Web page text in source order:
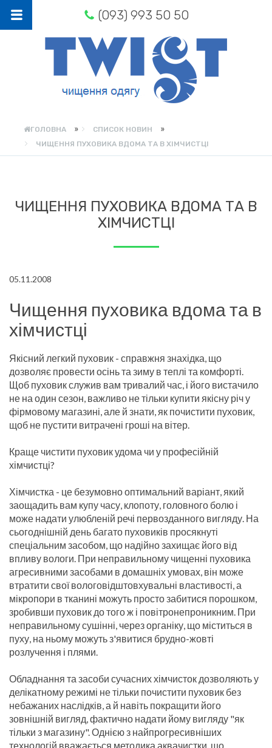
(093) 993 50 50
ГОЛОВНА » СПИСОК НОВИН »
ЧИЩЕННЯ ПУХОВИКА ВДОМА ТА В ХІМЧИСТЦІ
ЧИЩЕННЯ ПУХОВИКА ВДОМА ТА В
ХІМЧИСТЦІ
05.11.2008
Чищення пуховика вдома та в
хімчистці
Якісний легкий пуховик - справжня знахідка, що
дозволяє провести осінь та зиму в теплі та комфорті.
Щоб пуховик служив вам тривалий час, і його вистачило
не на один сезон, важливо не тільки купити якісну річ у
фірмовому магазині, але й знати, як почистити пуховик,
щоб не пустити витрачені гроші на вітер.
Краще чистити пуховик удома чи у професійній
хімчистці?
Хімчистка - це безумовно оптимальний варіант, який
заощадить вам купу часу, клопоту, головного болю і
може надати улюбленій речі первозданного вигляду. На
сьогоднішній день багато пуховиків просякнуті
спеціальним засобом, що надійно захищає його від
впливу вологи. При неправильному чищенні пуховика
агресивними засобами в домашніх умовах, він може
втратити свої вологовідштовхувальні властивості, а
мікропори в тканині можуть просто забитися порошком,
зробивши пуховик до того ж і повітронепроникним. При
неправильному сушінні, через органіку, що міститься в
пуху, на ньому можуть з'явитися брудно-жовті
розлучення і плями.
Обладнання та засоби сучасних хімчисток дозволяють у
делікатному режимі не тільки почистити пуховик без
небажаних наслідків, а й навіть покращити його
зовнішній вигляд, фактично надати йому вигляду "як
тільки з магазину". Однією з найпрогресивніших
технологій вважається методика аквачистки, що